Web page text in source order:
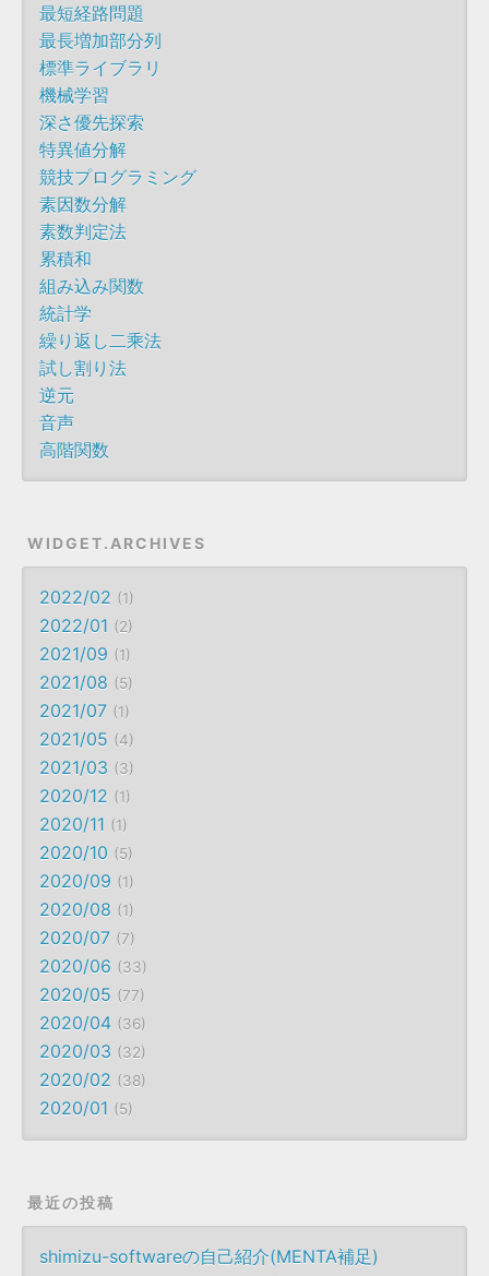
最短経路問題
最長増加部分列
標準ライブラリ
機械学習
深さ優先探索
特異値分解
競技プログラミング
素因数分解
素数判定法
累積和
組み込み関数
統計学
繰り返し二乘法
試し割り法
逆元
音声
高階関数
WIDGET.ARCHIVES
2022/02 1
2022/01 2
2021/09 1
2021/08 5
2021/07 1
2021/05 4
2021/03 3
2020/12 1
2020/11 1
2020/10 5
2020/09 1
2020/08 1
2020/07 7
2020/06 33
2020/05 77
2020/04 36
2020/03 32
2020/02 38
2020/01 5
最近の投稿
shimizu-softwareの自己紹介(MENTA補足)